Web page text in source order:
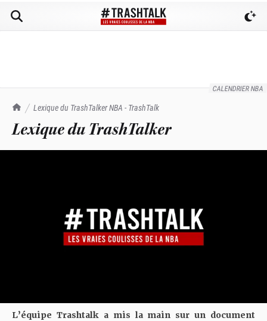
CALENDRIER NBA
TrashTalk Actu NBA
Lexique du TrashTalker NBA - TrashTalk
Lexique du TrashTalker
L’équipe Trashtalk a mis la main sur un document